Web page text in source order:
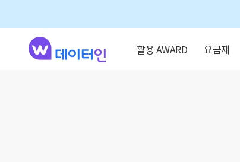
활용 AWARD 요금제